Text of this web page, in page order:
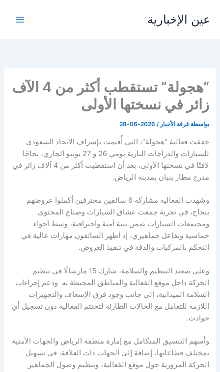
المحتوى
عين الإخبارية
“هجولة” تستقطب أكثر من 4 الآف
زائر في نسختها الأولى
بواسطة غرفة الأخبار/
2026-06-28
حققت فعالية “هجولة”، التي أُقيمت بإشراف الاتحاد السعودي
للسيارات والدراجات النارية يومي 26 و 27 يونيو الجاري، نجاحًا
لافتًا في نسختها الأولى، بعد أن استقطبت أكثر من 4 آلاف زائر في
مدرج مطار بنبان بمدينة الرياض.
وشهدت الفعالية مشاركة 6 سائقين محترفين أكملوا عروضهم
بنجاح، في تجربة جمعت عشاق السيارات وصناع المحتوى
ومجتمعات السيارات ضمن بيئة آمنة واحترافية، وسط أجواء
حماسية وتفاعل جماهيري، إذ أظهر السائقون مهارات عالية في
التحكم بالمركبات والدقة في تنفيذ العروض.
وعلى صعيد التنظيم والسلامة، شارك 15 مارشالًا في تنظيم
الحركة داخل موقع الفعالية والمناطق المحيطة به ودعم إجراءات
السلامة الميدانية، إلى جانب وجود فرق الإسعاف والتجهيزات
اللازمة للتعامل مع الحالات الطارئة لتختتم الفعالية دون تسجيل أي
حوادث.
وأسهم التنسيق المتكامل مع إمارة منطقة الرياض والجهات الأمنية
بمختلف قطاعاتها، إضافة إلى الجهات ذات العلاقة، في تسهيل
الحركة المرورية حول موقع الفعالية، وتنظيم وصول الجماهير